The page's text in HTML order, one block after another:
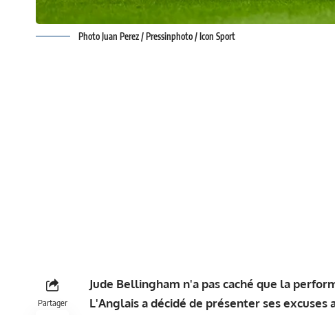
Photo Juan Perez / Pressinphoto / Icon Sport
Partager
Jude Bellingham n'a pas caché que la
L'Anglais a décidé de présenter ses